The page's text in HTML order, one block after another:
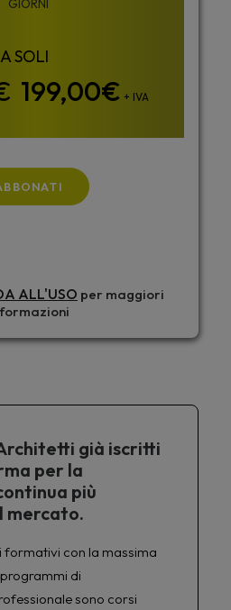
GIORNI
199,00€ + IVA
ALL'USO per maggiori
già iscritti
per la
più
mercato.
formativi con la massima
di
sono corsi